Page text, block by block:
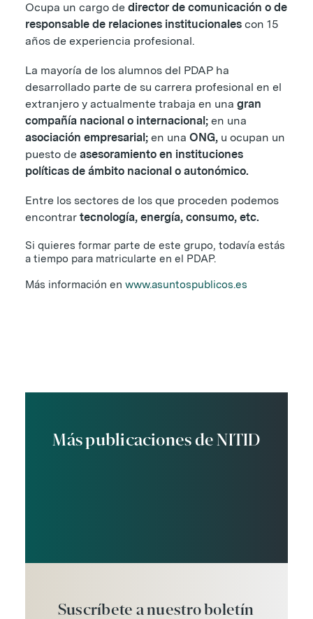
Ocupa un cargo de director de comunicación o de
responsable de relaciones institucionales con 15
años de experiencia profesional.
La mayoría de los alumnos del PDAP ha
desarrollado parte de su carrera profesional en el
extranjero y actualmente trabaja en una gran
compañía nacional o internacional; en una
asociación empresarial; en una ONG, u ocupan un
puesto de asesoramiento en instituciones
políticas de ámbito nacional o autonómico.
Entre los sectores de los que proceden podemos
encontrar tecnología, energía, consumo, etc.
Si quieres formar parte de este grupo, todavía estás
a tiempo para matricularte en el PDAP.
Más información en www.asuntospublicos.es
Más publicaciones de NITID
Suscríbete a nuestroboletín